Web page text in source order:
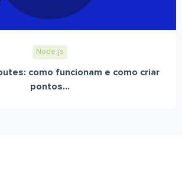
Node.js
como funcionam e como criar
pontos...